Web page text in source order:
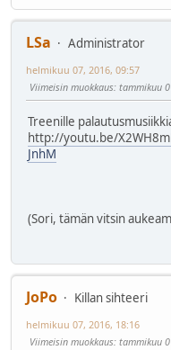
LSa
Administrator
helmikuu 07, 2016, 09:57
Viimeisin muokkaus: tammikuu
Treenille
http://youtu.be/
JnhM
(Sori, tämän vitsin
JoPo
Killan sihteeri
helmikuu 07, 2016, 18:16
Viimeisin muokkaus: tammikuu